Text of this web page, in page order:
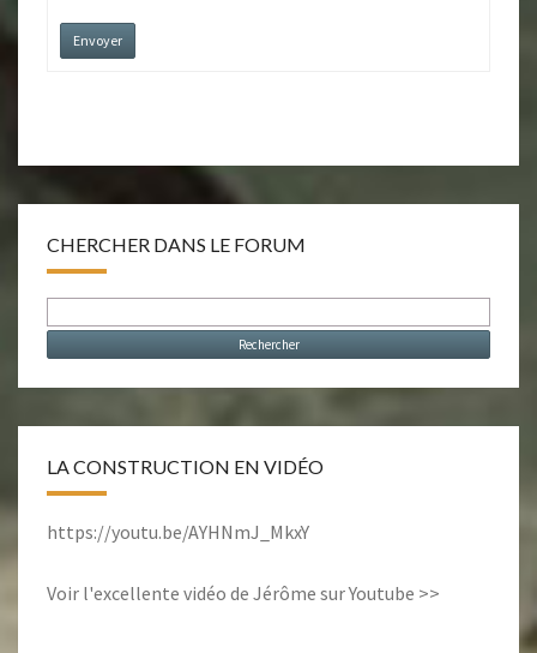
Envoyer
CHERCHER DANS LE FORUM
LA CONSTRUCTION EN VIDÉO
https://youtu.be/AYHNmJ_MkxY
Voir l'excellente vidéo de Jérôme sur Youtube >>